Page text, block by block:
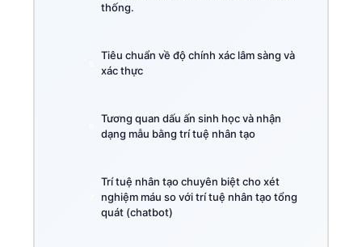
thống.
Tiêu chuẩn về độ chính xác lâm sàng và
xác thực
Tương quan dấu ấn sinh học và nhận
dạng mẫu bằng trí tuệ nhân tạo
Trí tuệ nhân tạo chuyên biệt cho xét
nghiệm máu so với trí tuệ nhân tạo tổng
quát (chatbot)